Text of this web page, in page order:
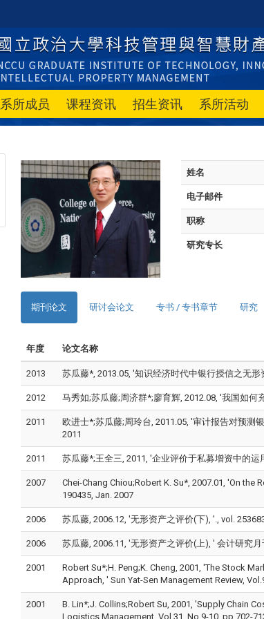
系所成员 课程资讯 招生资讯 系所活动
姓名
电子邮件
职称
研究专长
期刊论文 研讨会论文 专书 / 专书章节 研究
年度 论文名称
2013 苏瓜藤*, 2013.05, '知识经济时代中银行授信之无
2012 马秀如;苏瓜藤;周济群*;廖育辉, 2012.08, '我国如何
2011
欧进士*;苏瓜藤;周玲台, 2011.05, '审计报告对预测
2011
2011 苏瓜藤*;王全三, 2011, '企业评价于私募增资中的运
2007
Chei-Chang Chiou;Robert K. Su*, 2007.01, 'On
190435, Jan. 2007
2006 苏瓜藤, 2006.12, '无形资产之评价(下), '., vol.
2006 苏瓜藤, 2006.11, '无形资产之评价(上), ' 会计研究
2001
Robert Su*;H. Peng;K. Cheng, 2001, 'The Stock
Approach, ' Sun Yat-Sen Management Review,
2001
B. Lin*;J. Collins;Robert Su, 2001, 'Supply Chain
Logistics Management, Vol.31, No.9-10, pp.702-